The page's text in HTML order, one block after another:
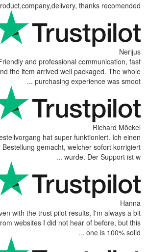
perfect all product,company,delivery,
Excellent store! Friendly and professional
shipping, and the item arrived well
purchasing
Super Support! Bestellvorgang hat super
Feuer bei der Bestellung gemacht,
wurde.
Def recommend! Even with the trust pilot
scared ordering from websites I did not hear